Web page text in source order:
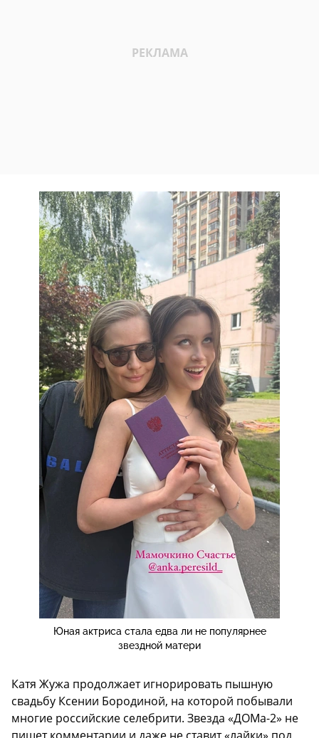
Юная актриса стала едва ли не популярнее
звездной матери
Катя Жужа продолжает игнорировать пышную
свадьбу Ксении Бородиной, на которой побывали
многие российские селебрити. Звезда «ДОМа-2» не